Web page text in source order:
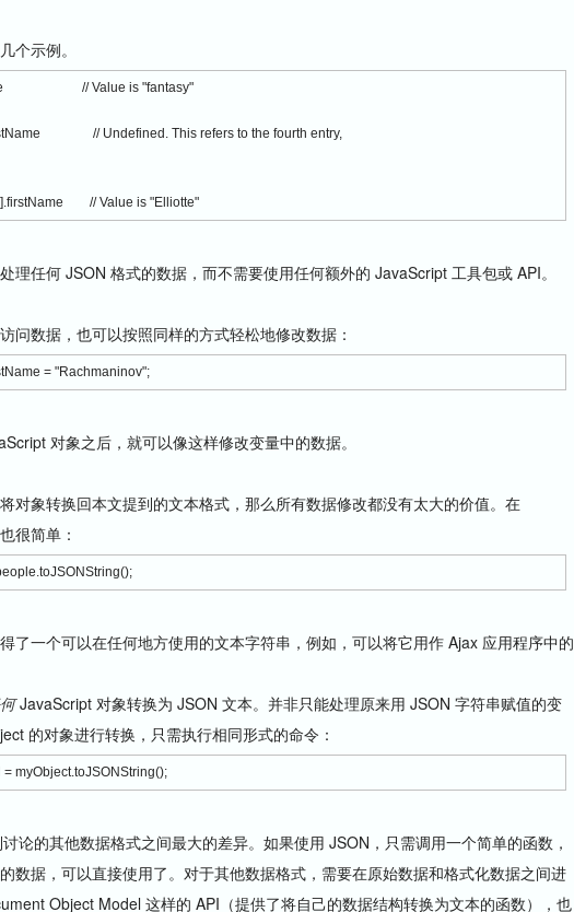
个示例。
// Value is "fantasy"
// Undefined. This refers to the fourth entry,
// Value is "Elliotte"
理任何 JSON 格式的数据，而不需要使用任何额外的 JavaScript 工具包或 API。
问数据，也可以按照同样的方式轻松地修改数据：
= "Rachmaninov";
对象之后，就可以像这样修改变量中的数据。
对象转换回本文提到的文本格式，那么所有数据修改都没有太大的价值。在
很简单：
了一个可以在任何地方使用的文本字符串，例如，可以将它用作 Ajax 应用程序中的
JavaScript 对象转换为 JSON 文本。并非只能处理原来用 JSON 字符串赋值的变
的对象进行转换，只需执行相同形式的命令：
myObject.toJSONString();
论的其他数据格式之间最大的差异。如果使用 JSON，只需调用一个简单的函数，
数据，可以直接使用了。对于其他数据格式，需要在原始数据和格式化数据之间进
Object Model 这样的 API（提供了将自己的数据结构转换为文本的函数），也